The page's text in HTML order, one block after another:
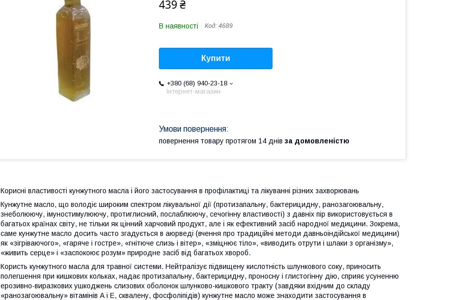
439 ₴
В наявності Код: 4689
Купити
+380 (68) 940-23-18
Інтернет-магазин
повернення товару протягом 14 днів за домовленістю
Корисні властивості кунжутного масла і його застосування в профілактиці та лікуванні різних захворювань
Кунжутне масло, що володіє широким спектром лікувальної дії (протизапальну, бактерицидну, ранозагоювальну,
знеболюючу, імуностимулюючу, протиглисний, послаблюючу, сечогінну властивості) з давніх пір використовується в
багатьох країнах світу, не тільки як цінний харчовий продукт, але і як ефективний засіб народної медицини. Зокрема,
саме кунжутне масло досить часто згадується в аюрведі (вчення про традиційні методи давньоіндійської медицини)
як «зігріваючого», «гаряче і гостре», «гнітюче слизь і вітер», «зміцнює тіло», «виводить отрути і шлаки з організму»,
«живить серце» і «заспокоює розум» природне засіб від багатьох хвороб.
Користь кунжутного масла для травної системи. Нейтралізує підвищену кислотність шлункового соку, приносить
полегшення при кишкових кольках, надає протизапальну, бактерицидну, проносну і глистогінну дію, сприяє усуненню
ерозивно-виразкових ушкоджень слизових оболонок шлунково-кишкового тракту (завдяки вхідним до складу
«ранозагоювальну» вітамінів А і Е, сквалену, фосфоліпідів) кунжутне масло може знаходити застосування в